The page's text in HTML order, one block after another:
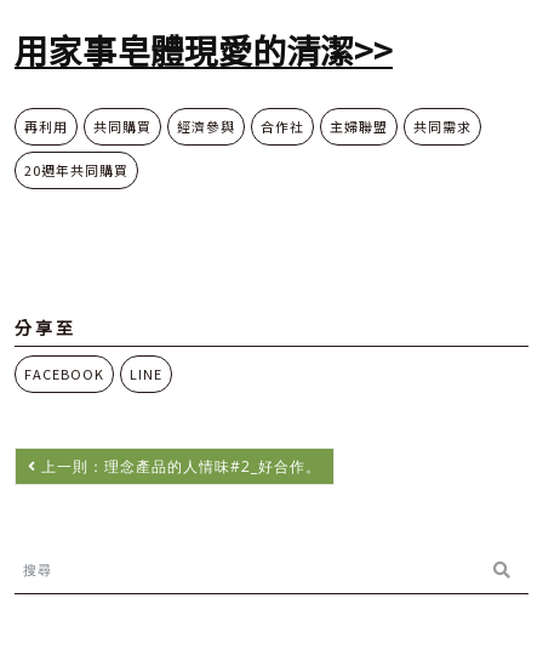
用家事皂體現愛的清潔>>
再利用 共同購買 經濟參與 合作社 主婦聯盟 共同需求
20週年共同購買
分享至
FACEBOOK LINE
上一則：理念產品的人情味#2_好合作。